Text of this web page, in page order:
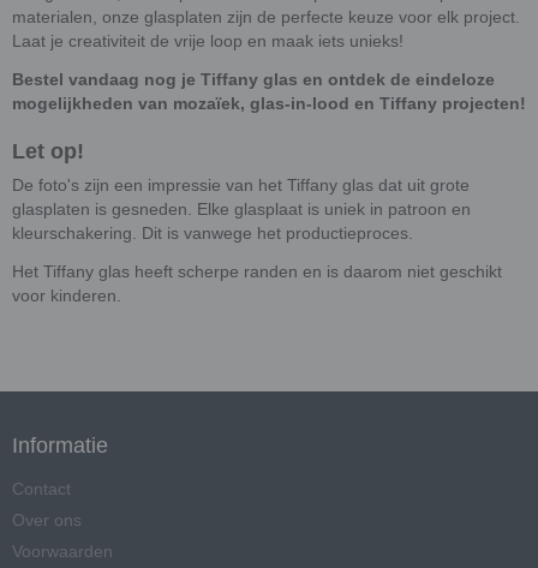
materialen, onze glasplaten zijn de perfecte keuze voor elk project.
Laat je creativiteit de vrije loop en maak iets unieks!
Bestel vandaag nog je Tiffany glas en ontdek de eindeloze
mogelijkheden van mozaïek, glas-in-lood en Tiffany projecten!
Let op!
De foto's zijn een impressie van het Tiffany glas dat uit grote
glasplaten is gesneden. Elke glasplaat is uniek in patroon en
kleurschakering. Dit is vanwege het productieproces.
Het Tiffany glas heeft scherpe randen en is daarom niet geschikt
voor kinderen.
Informatie
Contact
Over ons
Voorwaarden